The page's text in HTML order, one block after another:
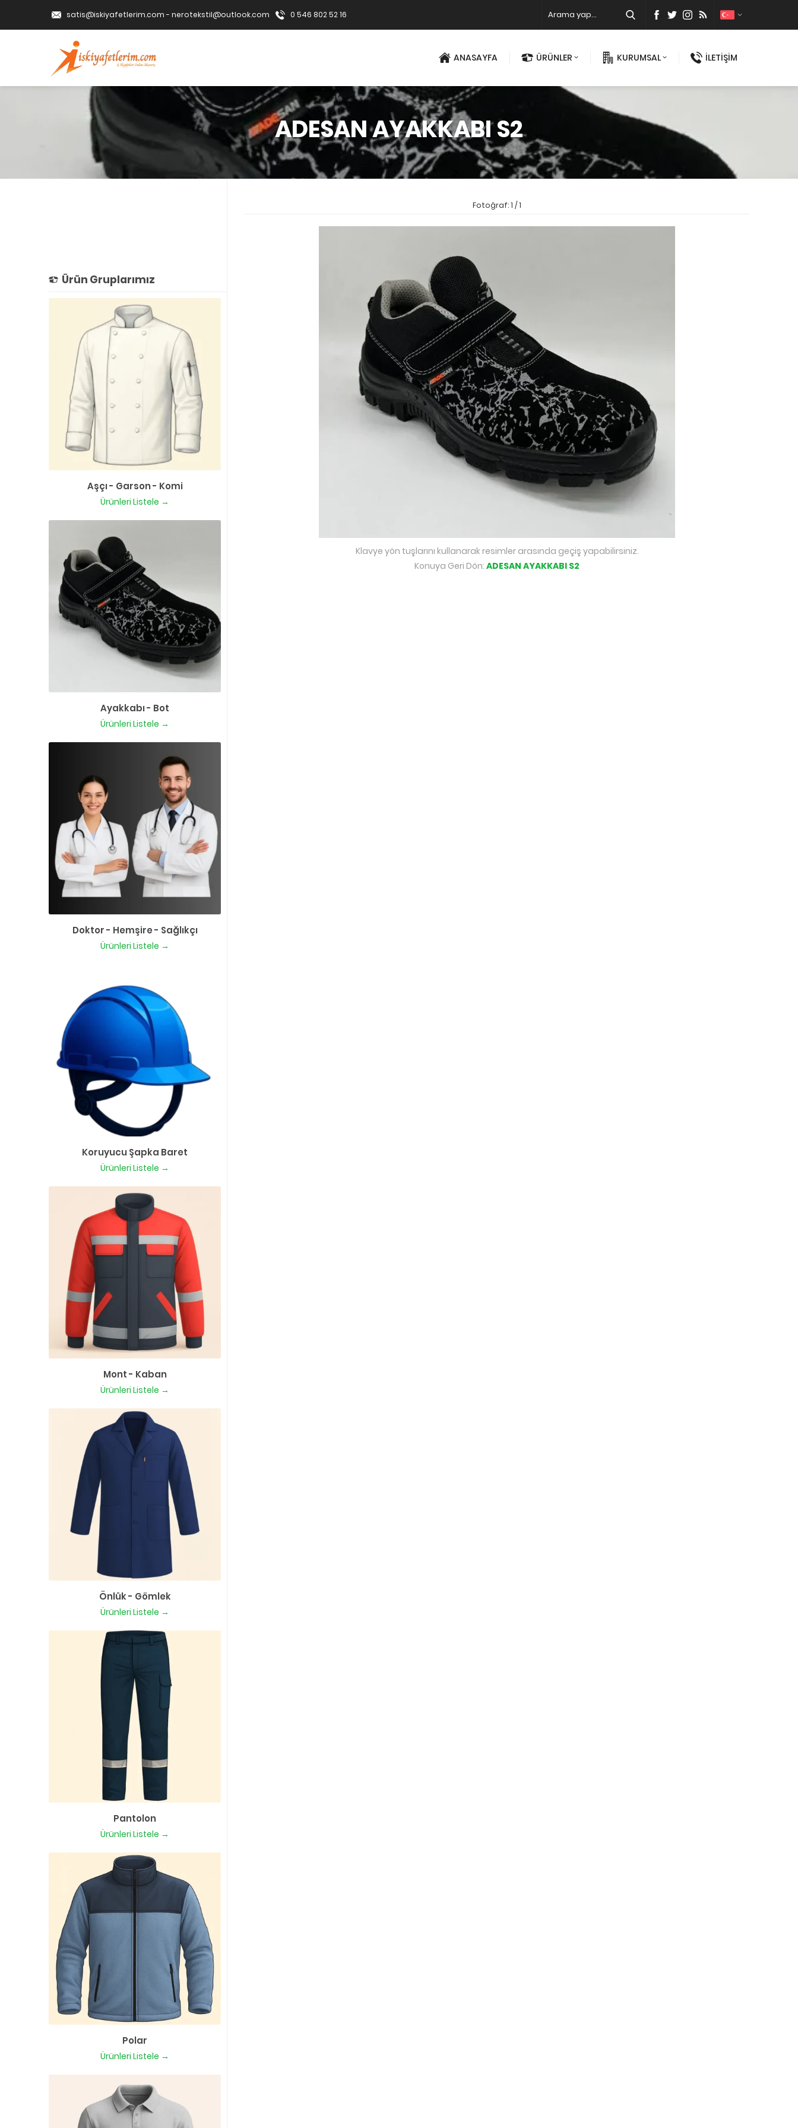
satis@iskiyafetlerim.com- nerotekstil@outlook.com 0 546 802 52 16
ANASAYFA ÜRÜNLER KURUMSAL İLETİŞİM
ADESAN AYAKKABI S2
Fotoğraf: 1 / 1
Klavye yön tuşlarını kullanarak resimler arasında geçiş yapabilirsiniz.
Konuya Geri Dön: ADESAN AYAKKABI S2
Ürün Gruplarımız
Aşçı - Garson - Komi
Ürünleri Listele →
Ayakkabı - Bot
Ürünleri Listele →
Doktor - Hemşire - Sağlıkçı
Ürünleri Listele →
Koruyucu Şapka Baret
Ürünleri Listele →
Mont - Kaban
Ürünleri Listele →
Önlük - Gömlek
Ürünleri Listele →
Pantolon
Ürünleri Listele →
Polar
Ürünleri Listele →